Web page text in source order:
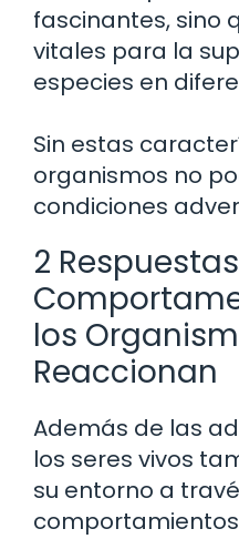
fascinantes, sino
vitales para la
especies en
Sin estas
organismos no
condiciones
2 Respuestas
los
Reaccionan
Además de las
los seres vivos
su entorno a